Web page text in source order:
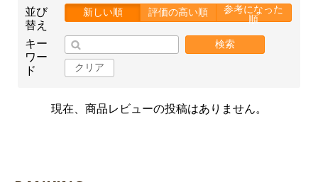
並び
替え
新しい順 評価の高い順
参考になった
順
キー
ワー
ド
検索
クリア
現在、商品レビューの投稿はありません。